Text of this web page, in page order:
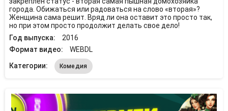
города. Обижаться или радоваться на слово «вторая»?
Женщина сама решит. Вряд ли она оставит это просто так,
но при этом просто продолжит делать свое дело!
Год выпуска:
2016
Формат видео:
WEBDL
Категории:
Комедия